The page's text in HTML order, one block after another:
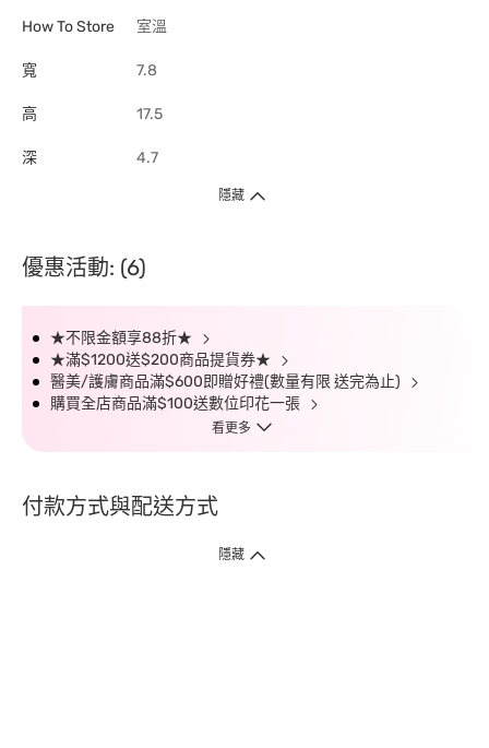
How To Store 室溫
寬 7.8
高 17.5
深 4.7
隱藏
優惠活動: (6)
★不限金額享88折★
★滿$1200送$200商品提貨券★
醫美/護膚商品滿$600即贈好禮(數量有限 送完為止)
購買全店商品滿$100送數位印花一張
看更多
付款方式與配送方式
隱藏